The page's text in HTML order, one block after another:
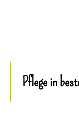
Pflege in